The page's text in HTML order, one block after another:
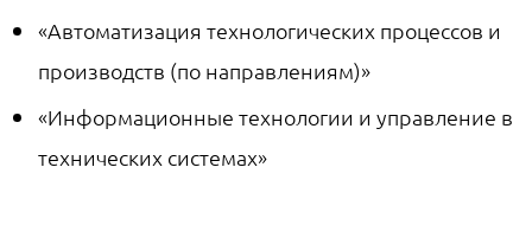
«Автоматизация технологических процессов и
производств (по направлениям)»
«Информационные технологии и управление в
технических системах»